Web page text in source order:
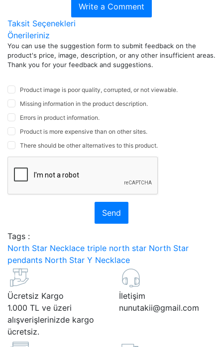
Write a Comment
Taksit Seçenekleri
Önerileriniz
You can use the suggestion form to submit feedback on the
product's price, image, description, or any other insufficient areas.
Thank you for your feedback and suggestions.
Product image is poor quality, corrupted, or not viewable.
Missing information in the product description.
Errors in product information.
Product is more expensive than on other sites.
There should be other alternatives to this product.
Send
Tags :
North Star Necklace triple north star North Star
pendants North Star Y Necklace
Ücretsiz Kargo
1.000 TL ve üzeri
alışverişlerinizde kargo
ücretsiz.
İletişim
nunutakii@gmail.com